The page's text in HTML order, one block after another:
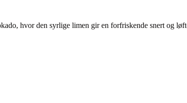
hvor den syrlige limen gir en forfriskende snert og